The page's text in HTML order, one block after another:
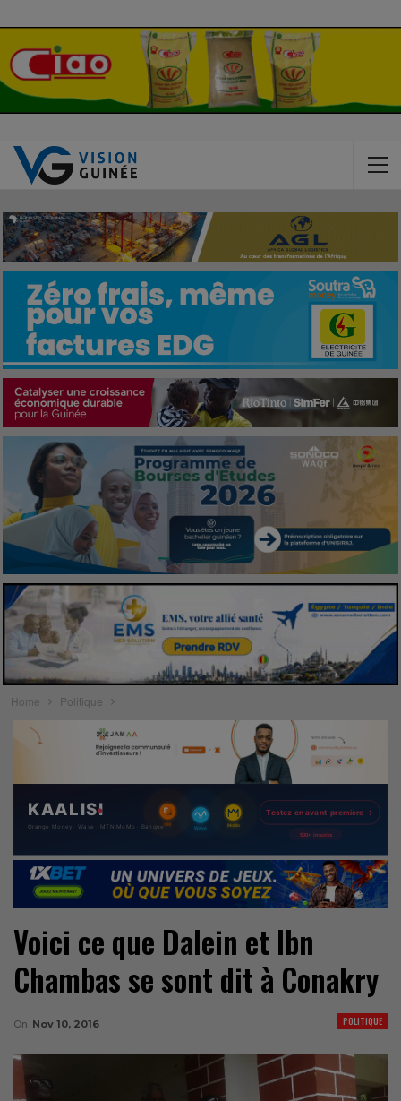
Home Politique
Voici ce que Dalein et Ibn
Chambas se sont dit à Conakry
POLITIQUE
On Nov 10, 2016